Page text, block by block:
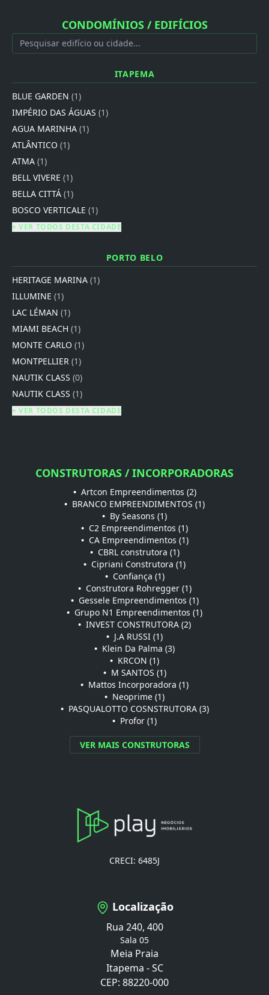
CONDOMÍNIOS / EDIFÍCIOS
ITAPEMA
BLUE GARDEN (1)
IMPÉRIO DAS ÁGUAS (1)
AGUA MARINHA (1)
ATLÂNTICO (1)
ATMA (1)
BELL VIVERE (1)
BELLA CITTÁ (1)
BOSCO VERTICALE (1)
+ VER TODOS DESTA CIDADE
PORTO BELO
HERITAGE MARINA (1)
ILLUMINE (1)
LAC LÉMAN (1)
MIAMI BEACH (1)
MONTE CARLO (1)
MONTPELLIER (1)
NAUTIK CLASS (0)
NAUTIK CLASS (1)
+ VER TODOS DESTA CIDADE
CONSTRUTORAS / INCORPORADORAS
• Artcon Empreendimentos (2)
• BRANCO EMPREENDIMENTOS (1)
• By Seasons (1)
• C2 Empreendimentos (1)
• CA Empreendimentos (1)
• CBRL construtora (1)
• Cipriani Construtora (1)
• Confiança (1)
• Construtora Rohregger (1)
• Gessele Empreendimentos (1)
• Grupo N1 Empreendimentos (1)
• INVEST CONSTRUTORA (2)
• J.A RUSSI (1)
• Klein Da Palma (3)
• KRCON (1)
• M SANTOS (1)
• Mattos Incorporadora (1)
• Neoprime (1)
• PASQUALOTTO COSNSTRUTORA (3)
• Profor (1)
VER MAIS CONSTRUTORAS
CRECI: 6485J
Localização
Rua 240, 400
Sala 05
Meia Praia
Itapema - SC
CEP: 88220-000